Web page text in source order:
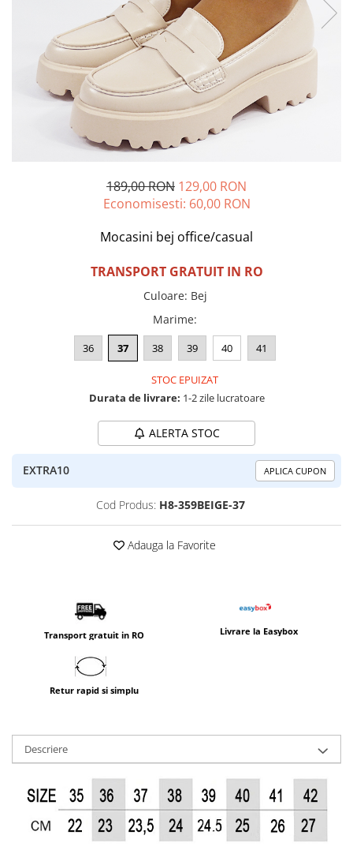
Incaltamine primavara-vara piele
Imbracaminte
Camasi si topuri
Blugi si pantaloni
Pulovere si cardigane
189,00 RON 129,00 RON
Economisesti: 60,00 RON
Mocasini bej office/casual
TRANSPORT GRATUIT IN RO
Culoare: Bej
Marime:
36 37 38 39 40 41
STOC EPUIZAT
Durata de livrare: 1-2 zile lucratoare
ALERTA STOC
EXTRA10 APLICA CUPON
Cod Produs: H8-359BEIGE-37
Adauga la Favorite
Transport gratuit in RO Livrare la Easybox
Retur rapid si simplu
Descriere